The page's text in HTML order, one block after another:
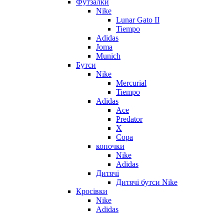
Футзалки
Nike
Lunar Gato II
Tiempo
Adidas
Joma
Munich
Бутси
Nike
Mercurial
Tiempo
Adidas
Ace
Predator
X
Copa
копочки
Nike
Adidas
Дитячі
Дитячі бутси Nike
Кросівки
Nike
Adidas